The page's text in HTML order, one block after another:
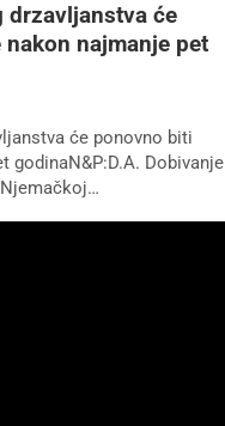
drzavljanstva će
najmanje pet
će ponovno biti
godinaN&P:D.A. Dobivanje